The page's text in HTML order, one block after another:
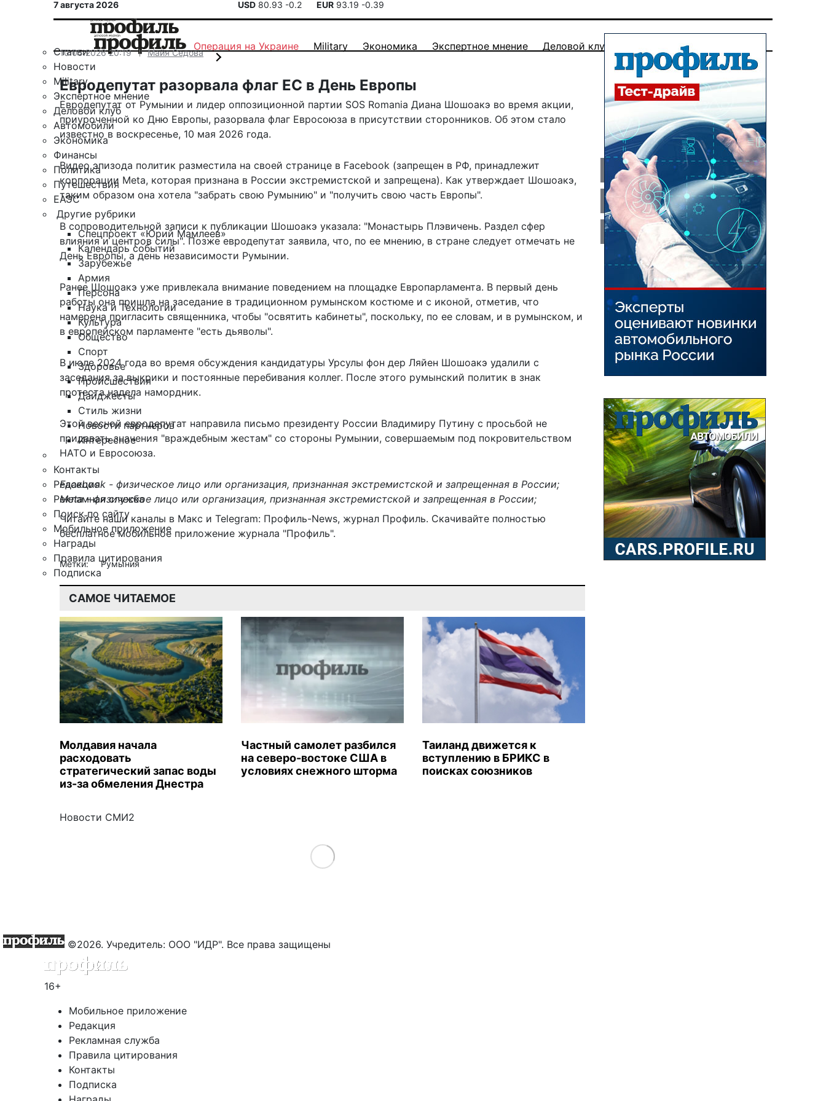
7 августа 2026 USD 80.93 -0.2 EUR 93.19 -0.39
Статьи
Новости
Military
Экспертное мнение
Деловой клуб
Автомобили
Экономика
Финансы
Политика
Путешествия
ЕАЭС
Другие рубрики
Спецпроект «Юрий Мамлеев»
Календарь событий
Зарубежье
Армия
Персона
Наука и Технологии
Культура
Общество
Спорт
Здоровье
Происшествия
Дайджесты
Стиль жизни
Новости партнеров
Интересное
Контакты
Редакция
Рекламная служба
Поиск по сайту
Мобильное приложение
Награды
Правила цитирования
Подписка
Операция на Украине Military Экономика Экспертное мнение Деловой клуб
10.05.2026 20:19 Майя Седова
Евродепутат разорвала флаг ЕС в День Европы
Евродепутат от Румынии и лидер оппозиционной партии SOS Romania Диана Шошоакэ во время акции,
приуроченной ко Дню Европы, разорвала флаг Евросоюза в присутствии сторонников. Об этом стало
известно в воскресенье, 10 мая 2026 года.
Видео эпизода политик разместила на своей странице в Facebook (запрещен в РФ, принадлежит
корпорации Meta, которая признана в России экстремистской и запрещена). Как утверждает Шошоакэ,
таким образом она хотела "забрать свою Румынию" и "получить свою часть Европы".
В сопроводительной записи к публикации Шошоакэ указала: "Монастырь Плэвичень. Раздел сфер
влияния и центров силы". Позже евродепутат заявила, что, по ее мнению, в стране следует отмечать не
День Европы, а день независимости Румынии.
Ранее Шошоакэ уже привлекала внимание поведением на площадке Европарламента. В первый день
работы она пришла на заседание в традиционном румынском костюме и с иконой, отметив, что
намерена пригласить священника, чтобы "освятить кабинеты", поскольку, по ее словам, и в румынском, и
в европейском парламенте "есть дьяволы".
В июле 2024 года во время обсуждения кандидатуры Урсулы фон дер Ляйен Шошоакэ удалили с
заседания за выкрики и постоянные перебивания коллег. После этого румынский политик в знак
протеста надела намордник.
Этой весной евродепутат направила письмо президенту России Владимиру Путину с просьбой не
придавать значения "враждебным жестам" со стороны Румынии, совершаемым под покровительством
НАТО и Евросоюза.
Facebook - физическое лицо или организация, признанная экстремистской и запрещенная в России;
Meta - физическое лицо или организация, признанная экстремистской и запрещенная в России;
Читайте наши каналы в Макс и Telegram: Профиль-News, журнал Профиль. Скачивайте полностью
бесплатное мобильное приложение журнала "Профиль".
Метки: Румыния
САМОЕ ЧИТАЕМОЕ
Молдавия начала
расходовать
стратегический запас воды
из-за обмеления Днестра
Частный самолет разбился
на северо-востоке США в
условиях снежного шторма
Таиланд движется к
вступлению в БРИКС в
поисках союзников
Новости СМИ2
Load More
©2026. Учредитель: ООО "ИДР". Все права защищены
16+
Мобильное приложение
Редакция
Рекламная служба
Правила цитирования
Контакты
Подписка